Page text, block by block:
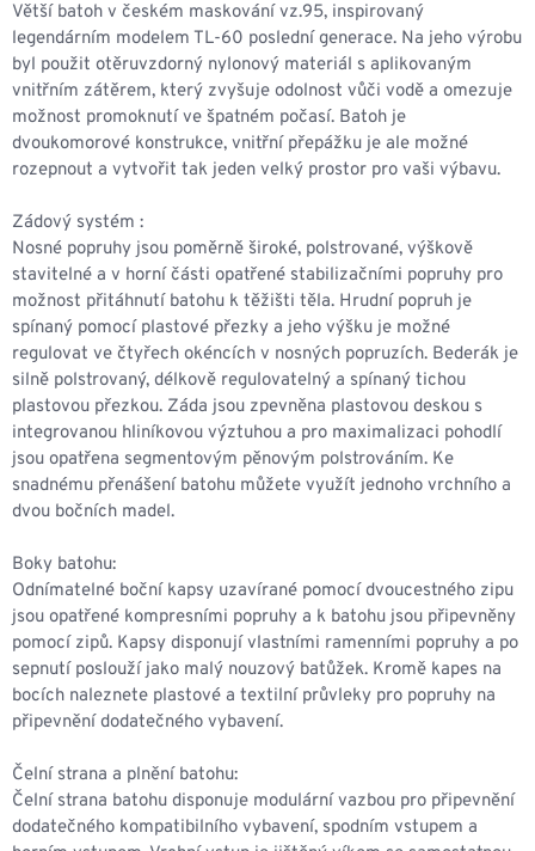
Větší batoh v českém maskování vz.95, inspirovaný
legendárním modelem TL-60 poslední generace. Na jeho výrobu
byl použit otěruvzdorný nylonový materiál s aplikovaným
vnitřním zátěrem, který zvyšuje odolnost vůči vodě a omezuje
možnost promoknutí ve špatném počasí. Batoh je
dvoukomorové konstrukce, vnitřní přepážku je ale možné
rozepnout a vytvořit tak jeden velký prostor pro vaši výbavu.
Zádový systém :
Nosné popruhy jsou poměrně široké, polstrované, výškově
stavitelné a v horní části opatřené stabilizačními popruhy pro
možnost přitáhnutí batohu k těžišti těla. Hrudní popruh je
spínaný pomocí plastové přezky a jeho výšku je možné
regulovat ve čtyřech okéncích v nosných popruzích. Bederák je
silně polstrovaný, délkově regulovatelný a spínaný tichou
plastovou přezkou. Záda jsou zpevněna plastovou deskou s
integrovanou hliníkovou výztuhou a pro maximalizaci pohodlí
jsou opatřena segmentovým pěnovým polstrováním. Ke
snadnému přenášení batohu můžete využít jednoho vrchního a
dvou bočních madel.
Boky batohu:
Odnímatelné boční kapsy uzavírané pomocí dvoucestného zipu
jsou opatřené kompresními popruhy a k batohu jsou připevněny
pomocí zipů. Kapsy disponují vlastními ramenními popruhy a po
sepnutí poslouží jako malý nouzový batůžek. Kromě kapes na
bocích naleznete plastové a textilní průvleky pro popruhy na
připevnění dodatečného vybavení.
Čelní strana a plnění batohu:
Čelní strana batohu disponuje modulární vazbou pro připevnění
dodatečného kompatibilního vybavení, spodním vstupem a